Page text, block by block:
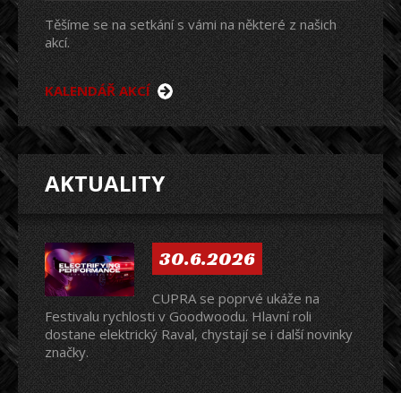
Těšíme se na setkání s vámi na některé z našich
akcí.
KALENDÁŘ AKCÍ
AKTUALITY
30.6.2026
CUPRA se poprvé ukáže na
Festivalu rychlosti v Goodwoodu. Hlavní roli
dostane elektrický Raval, chystají se i další novinky
značky.